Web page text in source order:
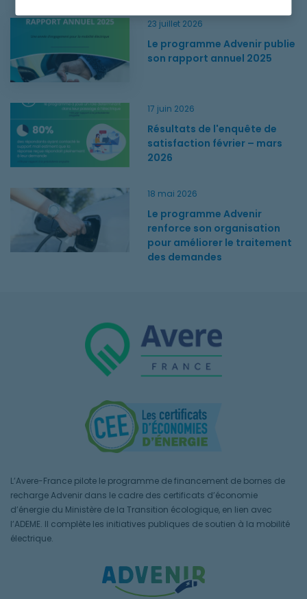
Le programme Advenir publie son rapport annuel 2025
23 juillet 2026
Le programme Advenir publie
son rapport annuel 2025
Résultats de l'enquête de satisfaction février – mars 2026
17 juin 2026
Résultats de l'enquête de
satisfaction février – mars
2026
Le programme Advenir renforce son organisation pour
18 mai 2026
Le programme Advenir
renforce son organisation
pour améliorer le traitement
des demandes
L’Avere-France pilote le programme de financement de bornes de
recharge Advenir dans le cadre des certificats d’économie
d’énergie du Ministère de la Transition écologique, en lien avec
l’ADEME. Il complète les initiatives publiques de soutien à la mobilité
électrique.